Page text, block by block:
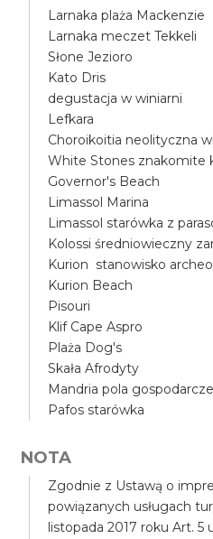
Larnaka plaża Mackenzie
Larnaka meczet Tekkeli
Słone Jezioro
Kato Dris
degustacja w winiarni
Lefkara
Choroikoitia neolityczna
White Stones znakomite
Governor's Beach
Limassol Marina
Limassol starówka z
Kolossi średniowieczny
Kurion stanowisko
Kurion Beach
Pisouri
Klif Cape Aspro
Plaża Dog's
Skała Afrodyty
Mandria pola gospodarcze
Pafos starówka
NOTA
Zgodnie z Ustawą o
powiązanych usługach
listopada 2017 roku Art. 5